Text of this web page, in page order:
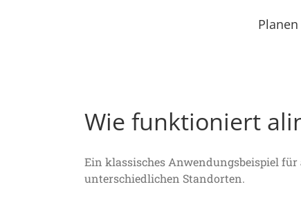
Wie funktioniert
Ein klassisches Anwendungsbeispiel für
unterschiedlichen Standorten.